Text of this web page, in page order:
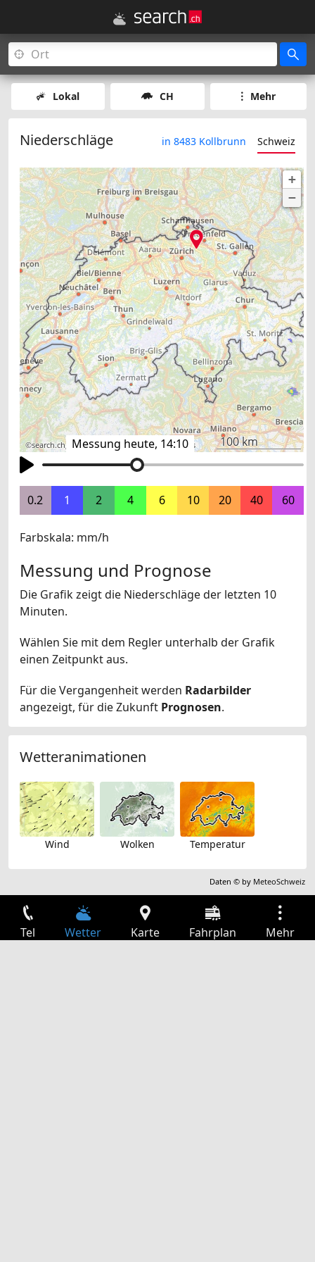
Lokal CH Mehr
Niederschläge in 8483 Kollbrunn Schweiz
Messung heute, 14:10
+
−
©search.ch, swisstopo ,OpenStreetMap,others 100 km
0.2 1 2 4 6 10 20 40 60
Farbskala: mm/h
Messung und Prognose
Die Grafik zeigt die Niederschläge der letzten 10
Minuten.
Wählen Sie mit dem Regler unterhalb der Grafik
einen Zeitpunkt aus.
Für die Vergangenheit werden Radarbilder
angezeigt, für die Zukunft Prognosen.
Wetteranimationen
Wind Wolken Temperatur
Daten © by MeteoSchweiz
Tel Wetter Karte Fahrplan Mehr